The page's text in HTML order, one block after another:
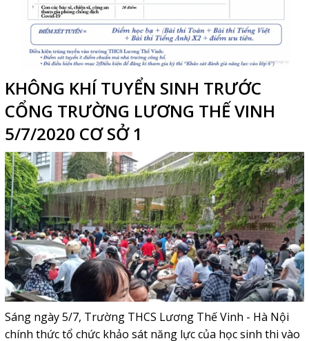
KHÔNG KHÍ TUYỂN SINH TRƯỚC
CỔNG TRƯỜNG LƯƠNG THẾ VINH
5/7/2020 CƠ SỞ 1
Sáng ngày 5/7, Trường THCS Lương Thế Vinh - Hà Nội
chính thức tổ chức khảo sát năng lực của học sinh thi vào